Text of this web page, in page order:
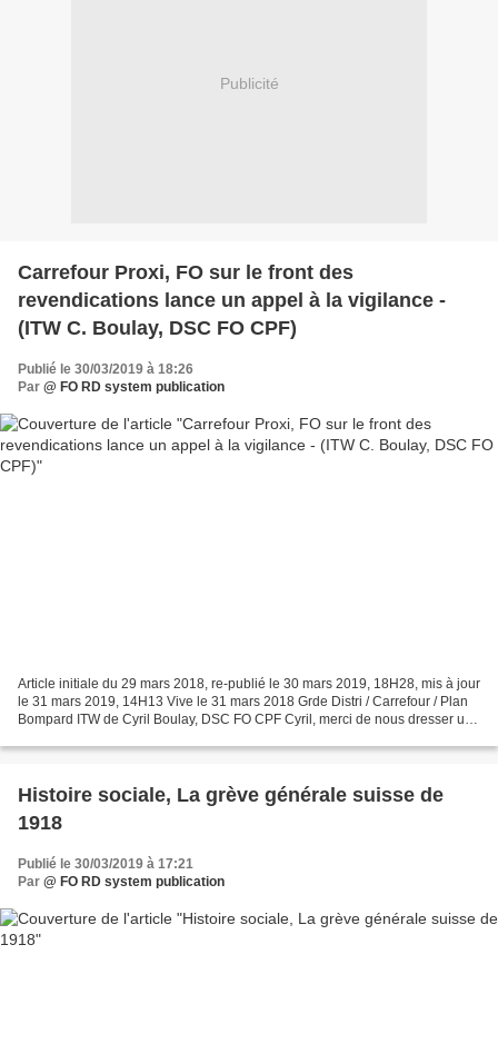
Publicité
Carrefour Proxi, FO sur le front des
revendications lance un appel à la vigilance -
(ITW C. Boulay, DSC FO CPF)
Publié le 30/03/2019 à 18:26
Par @ FO RD system publication
Article initiale du 29 mars 2018, re-publié le 30 mars 2019, 18H28, mis à jour
le 31 mars 2019, 14H13 Vive le 31 mars 2018 Grde Distri / Carrefour / Plan
Bompard ITW de Cyril Boulay, DSC FO CPF Cyril, merci de nous dresser un
Histoire sociale, La grève générale suisse de
1918
Publié le 30/03/2019 à 17:21
Par @ FO RD system publication